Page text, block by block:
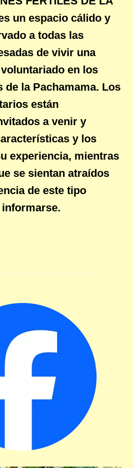
un espacio cálido y
a todas las
de vivir una
en los
de la Pachamama. Los
están
a venir y
y los
experiencia, mientras
se sientan atraídos
de este tipo